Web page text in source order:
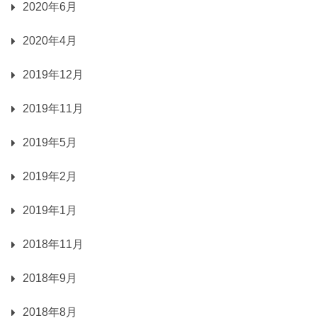
2020年6月
2020年4月
2019年12月
2019年11月
2019年5月
2019年2月
2019年1月
2018年11月
2018年9月
2018年8月